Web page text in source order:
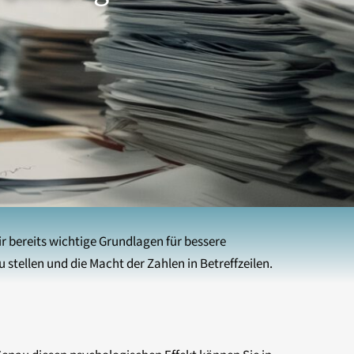
bereits wichtige Grundlagen für bessere
und die Macht der Zahlen in Betreffzeilen.